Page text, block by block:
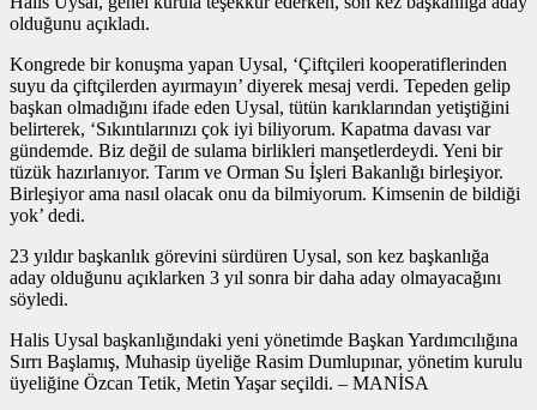
olduğunu açıkladı.
Kongrede bir konuşma yapan Uysal, ‘Çiftçileri kooperatiflerinden
suyu da çiftçilerden ayırmayın’ diyerek mesaj verdi. Tepeden gelip
başkan olmadığını ifade eden Uysal, tütün karıklarından yetiştiğini
belirterek, ‘Sıkıntılarınızı çok iyi biliyorum. Kapatma davası var
gündemde. Biz değil de sulama birlikleri manşetlerdeydi. Yeni bir
tüzük hazırlanıyor. Tarım ve Orman Su İşleri Bakanlığı birleşiyor.
Birleşiyor ama nasıl olacak onu da bilmiyorum. Kimsenin de bildiği
yok’ dedi.
23 yıldır başkanlık görevini sürdüren Uysal, son kez başkanlığa
aday olduğunu açıklarken 3 yıl sonra bir daha aday olmayacağını
söyledi.
Halis Uysal başkanlığındaki yeni yönetimde Başkan Yardımcılığına
Sırrı Başlamış, Muhasip üyeliğe Rasim Dumlupınar, yönetim kurulu
üyeliğine Özcan Tetik, Metin Yaşar seçildi. – MANİSA